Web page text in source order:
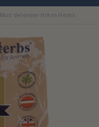
Mud defender Hilton Herbs